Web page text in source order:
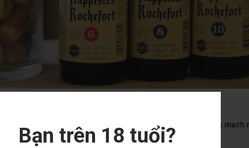
Bạn trên 18 tuổi?
lên men lần nữa trong chai.
mạch nha trắng và mạch nha Munich, ngũ cốc chứa mạch